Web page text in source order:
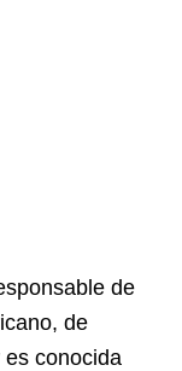
de
de
conocida